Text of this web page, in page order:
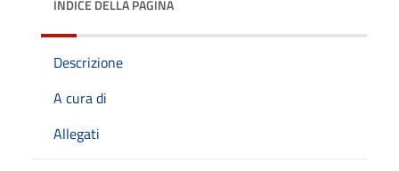
INDICE DELLA PAGINA
Descrizione
A cura di
Allegati